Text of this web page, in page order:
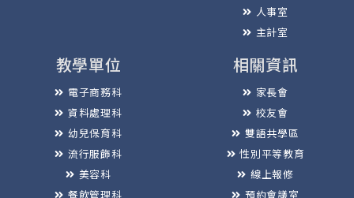
人事室
主計室
教學單位
電子商務科
資料處理科
幼兒保育科
流行服飾科
美容科
餐飲管理科
相關資訊
家長會
校友會
雙語共學區
性別平等教育
線上報修
預約會議室